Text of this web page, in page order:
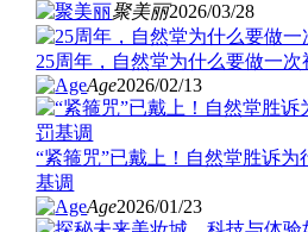
聚美丽2026/03/28
25周年，自然堂为什么要做一次
Age2026/02/13
“紧箍咒”已戴上！自然堂胜诉
基调
Age2026/01/23